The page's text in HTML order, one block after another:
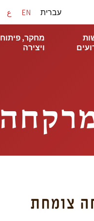
עברית EN ع
מחקר, פיתוח
ויצירה